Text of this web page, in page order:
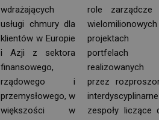
wdrażających
usługi chmury dla
klientów w Europie
i Azji z sektora
finansowego,
rządowego i
przemysłowego, w
większości w
role zarządcze
wielomilionowych
portfelach
realizowanych
przez
interdyscyplinarne
zespoły liczące